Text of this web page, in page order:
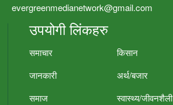
evergreenmedianetwork@gmail.com
उपयोगी लिंकहरु
समाचार
किसान
जानकारी
अर्थ/बजार
समाज
स्वास्थ्य/जीवनशैली